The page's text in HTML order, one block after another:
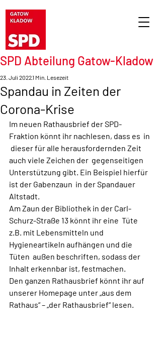
SPD Abteilung Gatow-Kladow
Spandau in Zeiten der
Corona-Krise
23. Juli 20221 Min. Lesezeit
Im neuen Rathausbrief der SPD-
Fraktion könnt ihr nachlesen, dass es  in
dieser für alle herausfordernden Zeit
auch viele Zeichen der  gegenseitigen
Unterstützung gibt. Ein Beispiel hierfür
ist der Gabenzaun  in der Spandauer
Altstadt.
Am Zaun der Bibliothek in der Carl-
Schurz-Straße 13 könnt ihr eine  Tüte
z.B. mit Lebensmitteln und
Hygieneartikeln aufhängen und die
Tüten  außen beschriften, sodass der
Inhalt erkennbar ist, festmachen.
Den ganzen Rathausbrief könnt ihr auf
unserer Homepage unter „aus dem
Rathaus“ – „der Rathausbrief“ lesen.